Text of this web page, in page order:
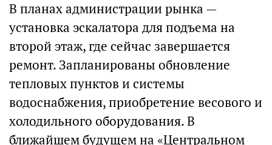
В планах администрации рынка —
установка эскалатора для подъема на
второй этаж, где сейчас завершается
ремонт. Запланированы обновление
тепловых пунктов и системы
водоснабжения, приобретение весового и
холодильного оборудования. В
ближайшем будущем на «Центральном